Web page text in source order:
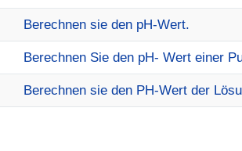
Berechnen sie den pH-Wert.
Berechnen Sie den pH- Wert einer
Berechnen sie den PH-Wert der